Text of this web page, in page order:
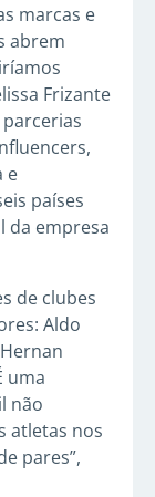
marcas e
abrem
Frizante
e
países
da empresa
de clubes
Aldo
uma
não
atletas nos
pares”,